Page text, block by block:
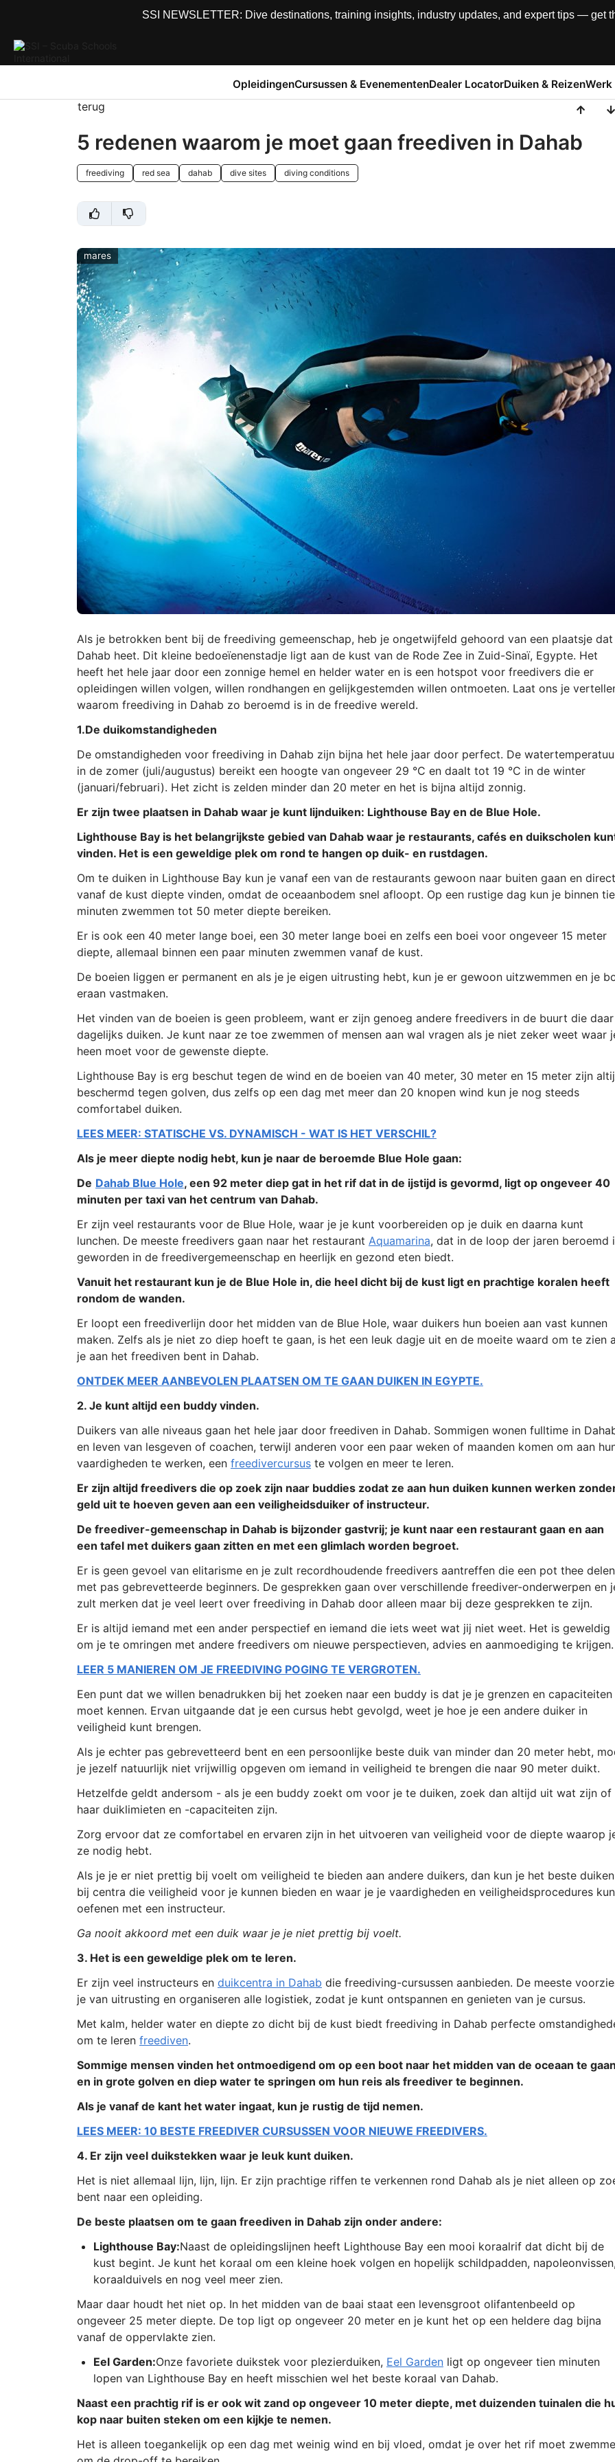
SSI NEWSLETTER: Dive destinations, training insights, industry updates, and expert tips — get
OpleidingenCursussen & EvenementenDealer LocatorDuiken & ReizenWerk
terug
5 redenen waarom je moet gaan freediven in Dahab
freediving red sea dahab dive sites diving conditions
mares
Als je betrokken bent bij de freediving gemeenschap, heb je ongetwijfeld gehoord van een plaatsje dat
Dahab heet. Dit kleine bedoeïenenstadje ligt aan de kust van de Rode Zee in Zuid-Sinaï, Egypte. Het
heeft het hele jaar door een zonnige hemel en helder water en is een hotspot voor freedivers die er
opleidingen willen volgen, willen rondhangen en gelijkgestemden willen ontmoeten. Laat ons je
waarom freediving in Dahab zo beroemd is in de freedive wereld.
1.De duikomstandigheden
De omstandigheden voor freediving in Dahab zijn bijna het hele jaar door perfect. De
in de zomer (juli/augustus) bereikt een hoogte van ongeveer 29 °C en daalt tot 19 °C in de winter
(januari/februari). Het zicht is zelden minder dan 20 meter en het is bijna altijd zonnig.
Er zijn twee plaatsen in Dahab waar je kunt lijnduiken: Lighthouse Bay en de Blue Hole.
Lighthouse Bay is het belangrijkste gebied van Dahab waar je restaurants, cafés en duikscholen
vinden. Het is een geweldige plek om rond te hangen op duik- en rustdagen.
Om te duiken in Lighthouse Bay kun je vanaf een van de restaurants gewoon naar buiten gaan en direct
vanaf de kust diepte vinden, omdat de oceaanbodem snel afloopt. Op een rustige dag kun je binnen
minuten zwemmen tot 50 meter diepte bereiken.
Er is ook een 40 meter lange boei, een 30 meter lange boei en zelfs een boei voor ongeveer 15 meter
diepte, allemaal binnen een paar minuten zwemmen vanaf de kust.
De boeien liggen er permanent en als je je eigen uitrusting hebt, kun je er gewoon uitzwemmen en je
eraan vastmaken.
Het vinden van de boeien is geen probleem, want er zijn genoeg andere freedivers in de buurt die daar
dagelijks duiken. Je kunt naar ze toe zwemmen of mensen aan wal vragen als je niet zeker weet waar
heen moet voor de gewenste diepte.
Lighthouse Bay is erg beschut tegen de wind en de boeien van 40 meter, 30 meter en 15 meter zijn
beschermd tegen golven, dus zelfs op een dag met meer dan 20 knopen wind kun je nog steeds
comfortabel duiken.
LEES MEER: STATISCHE VS. DYNAMISCH - WAT IS HET VERSCHIL?
Als je meer diepte nodig hebt, kun je naar de beroemde Blue Hole gaan:
De Dahab Blue Hole, een 92 meter diep gat in het rif dat in de ijstijd is gevormd, ligt op ongeveer 40
minuten per taxi van het centrum van Dahab.
Er zijn veel restaurants voor de Blue Hole, waar je je kunt voorbereiden op je duik en daarna kunt
lunchen. De meeste freedivers gaan naar het restaurant Aquamarina, dat in de loop der jaren beroemd
geworden in de freedivergemeenschap en heerlijk en gezond eten biedt.
Vanuit het restaurant kun je de Blue Hole in, die heel dicht bij de kust ligt en prachtige koralen heeft
rondom de wanden.
Er loopt een freediverlijn door het midden van de Blue Hole, waar duikers hun boeien aan vast kunnen
maken. Zelfs als je niet zo diep hoeft te gaan, is het een leuk dagje uit en de moeite waard om te zien
je aan het freediven bent in Dahab.
ONTDEK MEER AANBEVOLEN PLAATSEN OM TE GAAN DUIKEN IN EGYPTE.
2. Je kunt altijd een buddy vinden.
Duikers van alle niveaus gaan het hele jaar door freediven in Dahab. Sommigen wonen fulltime in
en leven van lesgeven of coachen, terwijl anderen voor een paar weken of maanden komen om aan
vaardigheden te werken, een freedivercursuste volgen en meer te leren.
Er zijn altijd freedivers die op zoek zijn naar buddies zodat ze aan hun duiken kunnen werken
geld uit te hoeven geven aan een veiligheidsduiker of instructeur.
De freediver-gemeenschap in Dahab is bijzonder gastvrij; je kunt naar een restaurant gaan en aan
een tafel met duikers gaan zitten en met een glimlach worden begroet.
Er is geen gevoel van elitarisme en je zult recordhoudende freedivers aantreffen die een pot thee delen
met pas gebrevetteerde beginners. De gesprekken gaan over verschillende freediver-onderwerpen en
zult merken dat je veel leert over freediving in Dahab door alleen maar bij deze gesprekken te zijn.
Er is altijd iemand met een ander perspectief en iemand die iets weet wat jij niet weet. Het is geweldig
om je te omringen met andere freedivers om nieuwe perspectieven, advies en aanmoediging te krijgen.
LEER 5 MANIEREN OM JE FREEDIVING POGING TE VERGROTEN.
Een punt dat we willen benadrukken bij het zoeken naar een buddy is dat je je grenzen en capaciteiten
moet kennen. Ervan uitgaande dat je een cursus hebt gevolgd, weet je hoe je een andere duiker in
veiligheid kunt brengen.
Als je echter pas gebrevetteerd bent en een persoonlijke beste duik van minder dan 20 meter hebt,
je jezelf natuurlijk niet vrijwillig opgeven om iemand in veiligheid te brengen die naar 90 meter duikt.
Hetzelfde geldt andersom - als je een buddy zoekt om voor je te duiken, zoek dan altijd uit wat zijn of
haar duiklimieten en -capaciteiten zijn.
Zorg ervoor dat ze comfortabel en ervaren zijn in het uitvoeren van veiligheid voor de diepte waarop
ze nodig hebt.
Als je je er niet prettig bij voelt om veiligheid te bieden aan andere duikers, dan kun je het beste duiken
bij centra die veiligheid voor je kunnen bieden en waar je je vaardigheden en veiligheidsprocedures
oefenen met een instructeur.
Ga nooit akkoord met een duik waar je je niet prettig bij voelt.
3. Het is een geweldige plek om te leren.
Er zijn veel instructeurs en duikcentra in Dahab die freediving-cursussen aanbieden. De meeste
je van uitrusting en organiseren alle logistiek, zodat je kunt ontspannen en genieten van je cursus.
Met kalm, helder water en diepte zo dicht bij de kust biedt freediving in Dahab perfecte
om te leren freediven.
Sommige mensen vinden het ontmoedigend om op een boot naar het midden van de oceaan te gaan
en in grote golven en diep water te springen om hun reis als freediver te beginnen.
Als je vanaf de kant het water ingaat, kun je rustig de tijd nemen.
LEES MEER: 10 BESTE FREEDIVER CURSUSSEN VOOR NIEUWE FREEDIVERS.
4. Er zijn veel duikstekken waar je leuk kunt duiken.
Het is niet allemaal lijn, lijn, lijn. Er zijn prachtige riffen te verkennen rond Dahab als je niet alleen op
bent naar een opleiding.
De beste plaatsen om te gaan freediven in Dahab zijn onder andere:
Lighthouse Bay:Naast de opleidingslijnen heeft Lighthouse Bay een mooi koraalrif dat dicht bij de
kust begint. Je kunt het koraal om een kleine hoek volgen en hopelijk schildpadden, napoleonvissen,
koraalduivels en nog veel meer zien.
Maar daar houdt het niet op. In het midden van de baai staat een levensgroot olifantenbeeld op
ongeveer 25 meter diepte. De top ligt op ongeveer 20 meter en je kunt het op een heldere dag bijna
vanaf de oppervlakte zien.
Eel Garden:Onze favoriete duikstek voor plezierduiken, Eel Gardenligt op ongeveer tien minuten
lopen van Lighthouse Bay en heeft misschien wel het beste koraal van Dahab.
Naast een prachtig rif is er ook wit zand op ongeveer 10 meter diepte, met duizenden tuinalen die
kop naar buiten steken om een kijkje te nemen.
Het is alleen toegankelijk op een dag met weinig wind en bij vloed, omdat je over het rif moet